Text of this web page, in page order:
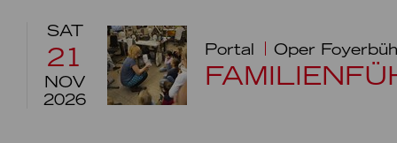
SAT
21
NOV
2026
Portal Oper